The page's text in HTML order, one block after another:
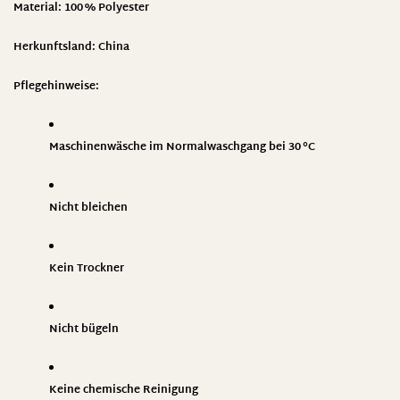
Material: 100 % Polyester
Herkunftsland: China
Pflegehinweise:
Maschinenwäsche im Normalwaschgang bei 30 °C
Nicht bleichen
Kein Trockner
Nicht bügeln
Keine chemische Reinigung